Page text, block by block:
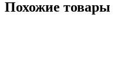
Похожие товары